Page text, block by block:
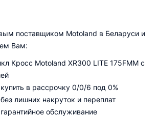
поставщиком Motoland в Беларуси и
Вам:
Кросс Motoland XR300 LITE 175FMM с
в рассрочку 0/0/6 под 0%
лишних накруток и переплат
обслуживание